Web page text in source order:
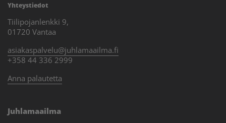
Yhteystiedot
Tiilipojanlenkki 9,
01720 Vantaa
asiakaspalvelu@juhlamaailma.fi
+358 44 336 2999
Anna palautetta
Juhlamaailma